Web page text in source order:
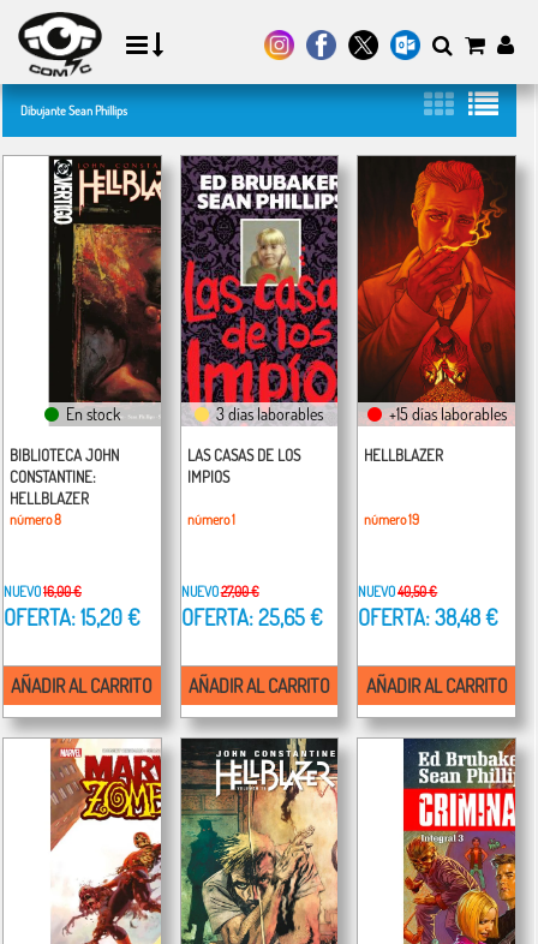
Dibujante Sean Phillips
En stock
BIBLIOTECA JOHN
CONSTANTINE:
HELLBLAZER
número 8
NUEVO16,00 €
OFERTA: 15,20 €
AÑADIR AL CARRITO
3 días laborables
LAS CASAS DE LOS
IMPIOS
número 1
NUEVO27,00 €
OFERTA: 25,65 €
AÑADIR AL CARRITO
+15 días laborables
HELLBLAZER
número 19
NUEVO40,50 €
OFERTA: 38,48 €
AÑADIR AL CARRITO